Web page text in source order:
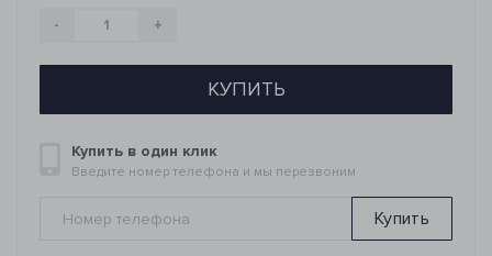
- +
КУПИТЬ
Купить в один клик
Введите номер телефона и мы перезвоним
Купить